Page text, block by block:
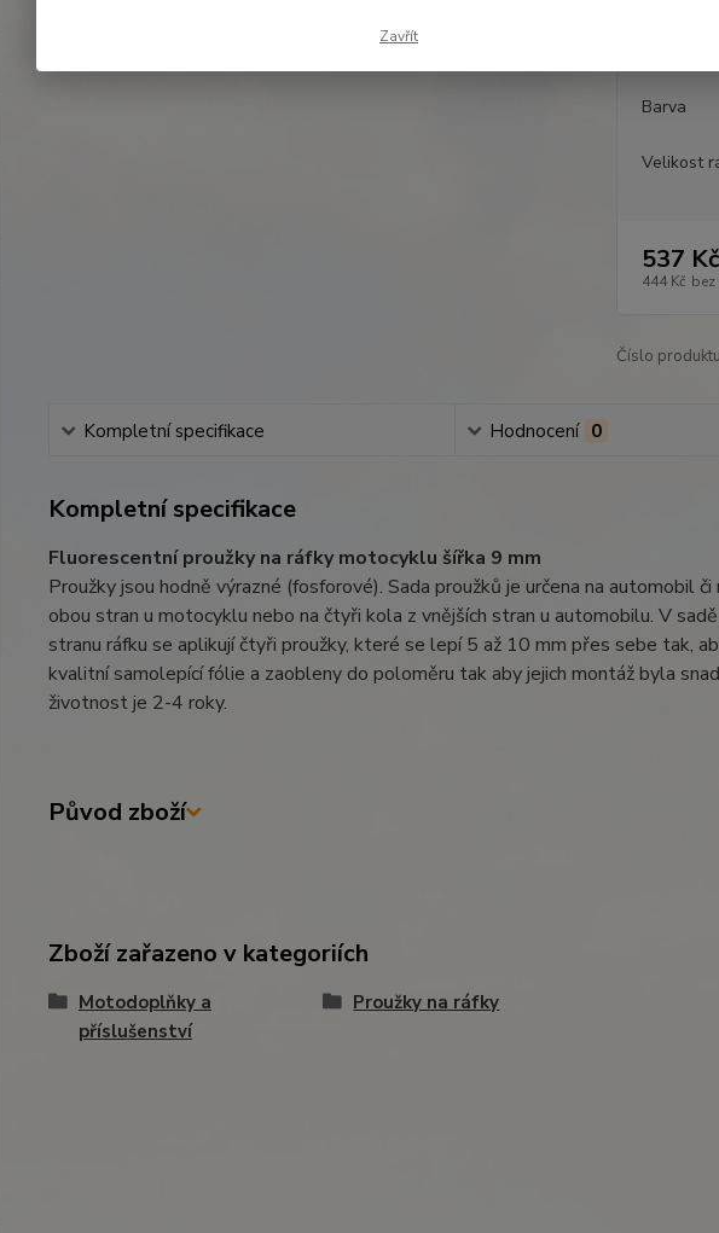
Barva
Velikost
537 Kč
444 Kč bez
Číslo
Kompletní specifikace Hodnocení 0
Kompletní specifikace
Fluorescentní proužky na ráfky motocyklu šířka 9 mm
Proužky jsou hodně výrazné (fosforové). Sada proužků je určena na automobil
obou stran u motocyklu nebo na čtyři kola z vnějších stran u automobilu. V
stranu ráfku se aplikují čtyři proužky, které se lepí 5 až 10 mm přes sebe tak,
kvalitní samolepící fólie a zaobleny do poloměru tak aby jejich montáž byla
životnost je 2-4 roky.
Původ zboží
Zboží zařazeno v kategoriích
Motodoplňky a
příslušenství
Proužky na ráfky
Zavřít